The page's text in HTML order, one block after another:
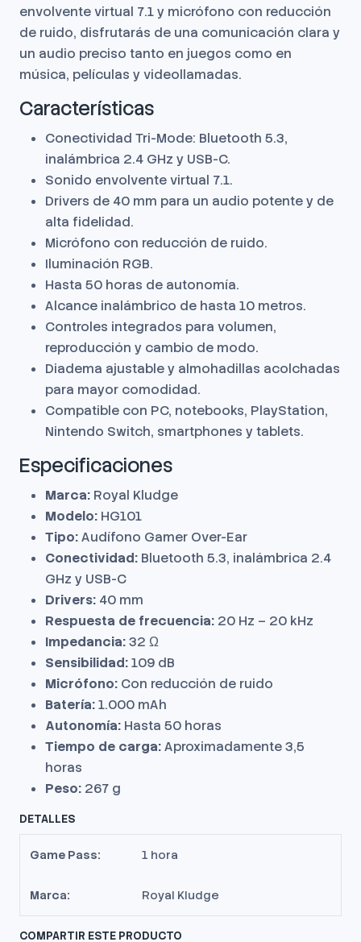
envolvente virtual 7.1 y micrófono con reducción
de ruido, disfrutarás de una comunicación clara y
un audio preciso tanto en juegos como en
música, películas y videollamadas.
Características
Conectividad Tri-Mode: Bluetooth 5.3,
inalámbrica 2.4 GHz y USB-C.
Sonido envolvente virtual 7.1.
Drivers de 40 mm para un audio potente y de
alta fidelidad.
Micrófono con reducción de ruido.
Iluminación RGB.
Hasta 50 horas de autonomía.
Alcance inalámbrico de hasta 10 metros.
Controles integrados para volumen,
reproducción y cambio de modo.
Diadema ajustable y almohadillas acolchadas
para mayor comodidad.
Compatible con PC, notebooks, PlayStation,
Nintendo Switch, smartphones y tablets.
Especificaciones
Marca: Royal Kludge
Modelo: HG101
Tipo:Audífono Gamer Over-Ear
Conectividad: Bluetooth 5.3, inalámbrica 2.4
GHz y USB-C
Drivers: 40 mm
Respuesta de frecuencia: 20 Hz – 20 kHz
Impedancia:32 Ω
Sensibilidad:109 dB
Micrófono: Con reducción de ruido
Batería:1.000 mAh
Autonomía: Hasta 50 horas
Tiempo de carga:Aproximadamente 3,5
horas
Peso: 267 g
DETALLES
Game Pass: 1 hora
Marca: Royal Kludge
COMPARTIR ESTE PRODUCTO